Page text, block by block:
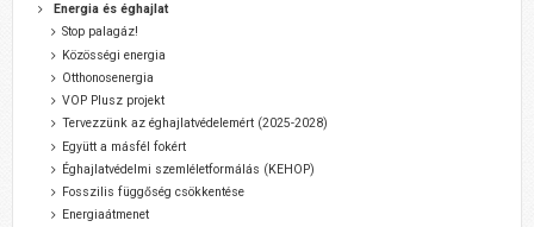
Energia és éghajlat
Stop palagáz!
Közösségi energia
Otthonosenergia
VOP Plusz projekt
Tervezzünk az éghajlatvédelemért (2025-2028)
Együtt a másfél fokért
Éghajlatvédelmi szemléletformálás (KEHOP)
Fosszilis függőség csökkentése
Energiaátmenet